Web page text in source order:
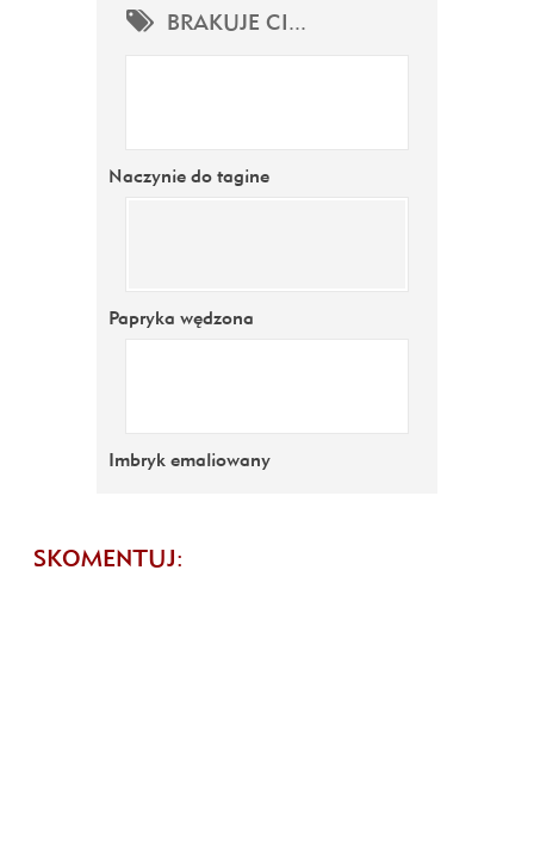
BRAKUJE CI...
Naczynie do tagine
Papryka wędzona
Imbryk emaliowany
SKOMENTUJ: